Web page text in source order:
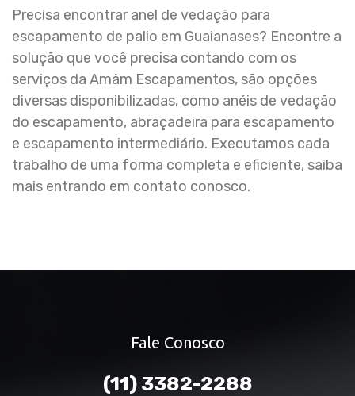
Precisa encontrar anel de vedação para
escapamento de palio em Guaianases? Encontre a
solução que você precisa contando com os
serviços da Amâm Escapamentos, são opções
diversas disponibilizadas, como anéis de vedação
do escapamento, abraçadeira para escapamento
e escapamento intermediário. Executamos cada
trabalho de uma forma completa e eficiente, saiba
mais entrando em contato conosco.
Fale Conosco
(11) 3382-2288